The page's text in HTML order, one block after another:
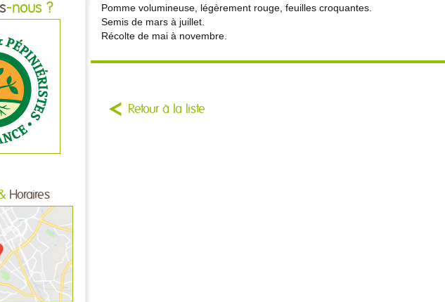
-nous ?
Horaires
Pomme volumineuse, légèrement rouge, feuilles croquantes.
Semis de mars à juillet.
Récolte de mai à novembre.
Retour à la liste